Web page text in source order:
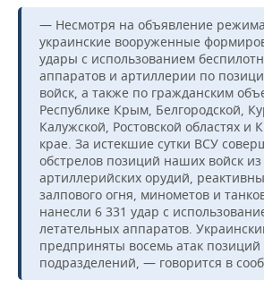
ФИГУРНОЕ КАТАНИЕ
ВОДНЫЕ ВИДЫ СПОРТА
ХОККЕЙ С МЯЧОМ
МЕДИЦИНА
ОБРАЗОВАНИЕ
ПРОИСШЕСТВИЯ
— Несмотря на объявление
украинские вооруженные
удары с использованием
аппаратов и артиллерии по
войск, а также по гражданским
Республике Крым, Белгородской,
Калужской, Ростовской областях и
крае. За истекшие сутки ВСУ
обстрелов позиций наших войск из
артиллерийских орудий,
залпового огня, минометов и
нанесли 6 331 удар с
летательных аппаратов.
предприняты восемь атак позиций
подразделений, — говорится в